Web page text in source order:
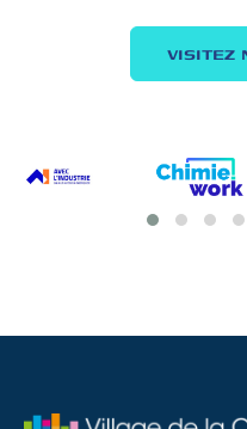
VISITEZ